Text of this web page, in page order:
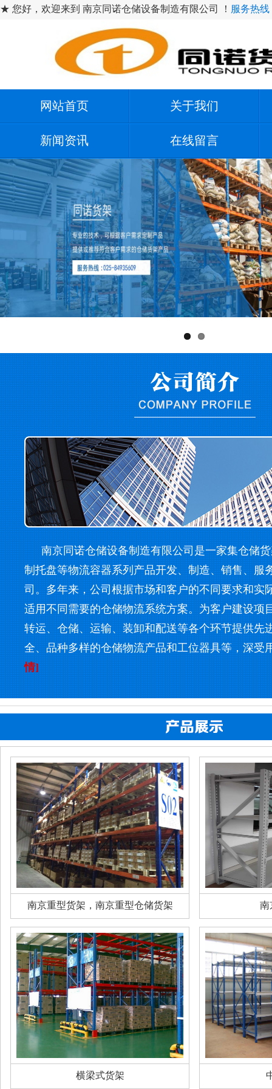
★ 您好，欢迎来到 南京同诺仓储设备制造有限公司 ！ 服务热线
网站首页 关于我们
新闻资讯 在线留言
南京同诺仓储设备制造有限公司是一家集仓储
制托盘等物流容器系列产品开发、制造、销售、服
司。多年来，公司根据市场和客户的不同要求和实
适用不同需要的仓储物流系统方案。为客户建设项
转运、仓储、运输、装卸和配送等各个环节提供先
全、品种多样的仓储物流产品和工位器具等，深受
情]
南京重型货架，南京重型仓储货架 南
横梁式货架